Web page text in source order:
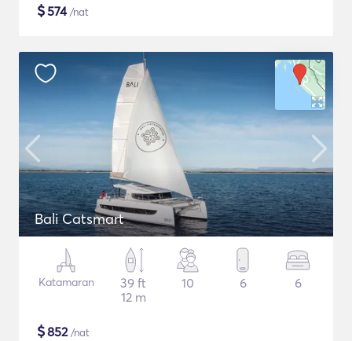
$574/nat
Bali Catsmart
Katamaran
39 ft
12 m
10 6 6
$852/nat